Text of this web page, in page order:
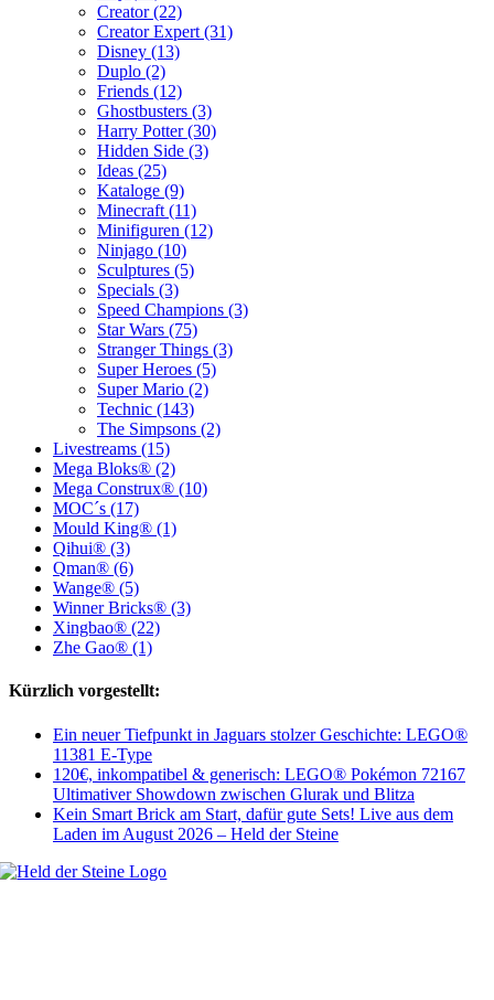
Creator (22)
Creator Expert (31)
Disney (13)
Duplo (2)
Friends (12)
Ghostbusters (3)
Harry Potter (30)
Hidden Side (3)
Ideas (25)
Kataloge (9)
Minecraft (11)
Minifiguren (12)
Ninjago (10)
Sculptures (5)
Specials (3)
Speed Champions (3)
Star Wars (75)
Stranger Things (3)
Super Heroes (5)
Super Mario (2)
Technic (143)
The Simpsons (2)
Livestreams (15)
Mega Bloks® (2)
Mega Construx® (10)
MOC´s (17)
Mould King® (1)
Qihui® (3)
Qman® (6)
Wange® (5)
Winner Bricks® (3)
Xingbao® (22)
Zhe Gao® (1)
Kürzlich vorgestellt:
Ein neuer Tiefpunkt in Jaguars stolzer Geschichte: LEGO®
11381 E-Type
120€, inkompatibel & generisch: LEGO® Pokémon 72167
Ultimativer Showdown zwischen Glurak und Blitza
Kein Smart Brick am Start, dafür gute Sets! Live aus dem
Laden im August 2026 – Held der Steine